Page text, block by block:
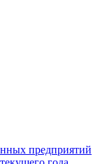
предприятий